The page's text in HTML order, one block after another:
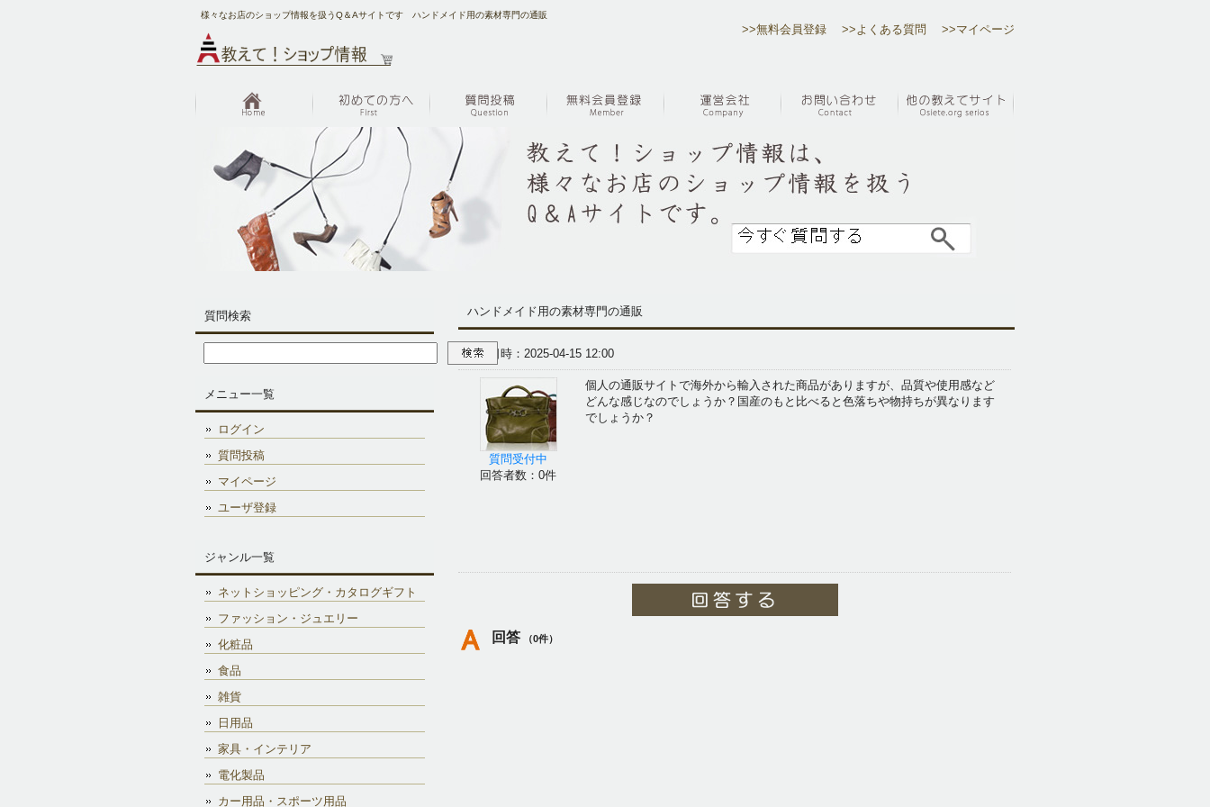
様々なお店のショップ情報を扱うQ＆Aサイトです ハンドメイド用の素材専門の通販
>>無料会員登録 >>よくある質問 >>マイページ
ハンドメイド用の素材専門の通販
投稿日時：2025-04-15 12:00
質問受付中
回答者数：0件
個人の通販サイトで海外から輸入された商品がありますが、品質や使用感など
どんな感じなのでしょうか？国産のもと比べると色落ちや物持ちが異なります
でしょうか？
回答 （0件）
質問検索
メニュー一覧
ログイン
質問投稿
マイページ
ユーザ登録
ジャンル一覧
ネットショッピング・カタログギフト
ファッション・ジュエリー
化粧品
食品
雑貨
日用品
家具・インテリア
電化製品
カー用品・スポーツ用品